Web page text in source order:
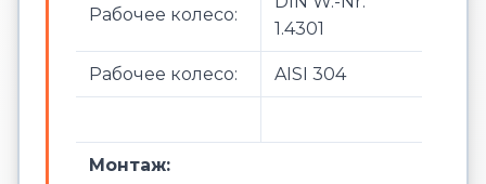
Рабочее колесо:
1.4301
Рабочее колесо: AISI 304
Монтаж: